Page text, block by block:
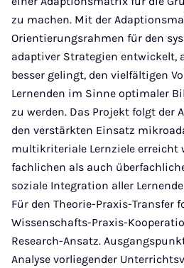
zu machen. Mit der
Orientierungsrahmen für den
adaptiver Strategien entwickelt,
besser gelingt, den vielfältigen
Lernenden im Sinne optimaler
zu werden. Das Projekt folgt der
den verstärkten Einsatz
multikriteriale Lernziele erreicht
fachlichen als auch
soziale Integration aller
Für den Theorie-Praxis-Transfer
Wissenschafts-Praxis-
Research-Ansatz.
Analyse vorliegender